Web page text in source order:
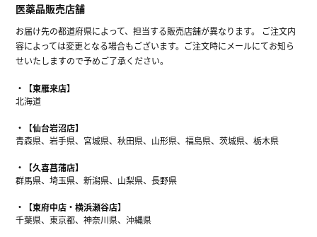
医薬品販売店舗
お届け先の都道府県によって、担当する販売店舗が異なります。 ご注文内
容によっては変更となる場合もございます。ご注文時にメールにてお知ら
せいたしますので予めご了承ください。
【東雁来店】
北海道
【仙台岩沼店】
青森県、岩手県、宮城県、秋田県、山形県、福島県、茨城県、栃木県
【久喜菖蒲店】
群馬県、埼玉県、新潟県、山梨県、長野県
【東府中店・横浜瀬谷店】
千葉県、東京都、神奈川県、沖縄県